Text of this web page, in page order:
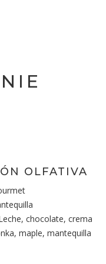
OLFATIVA
chocolate, crema
maple, mantequilla